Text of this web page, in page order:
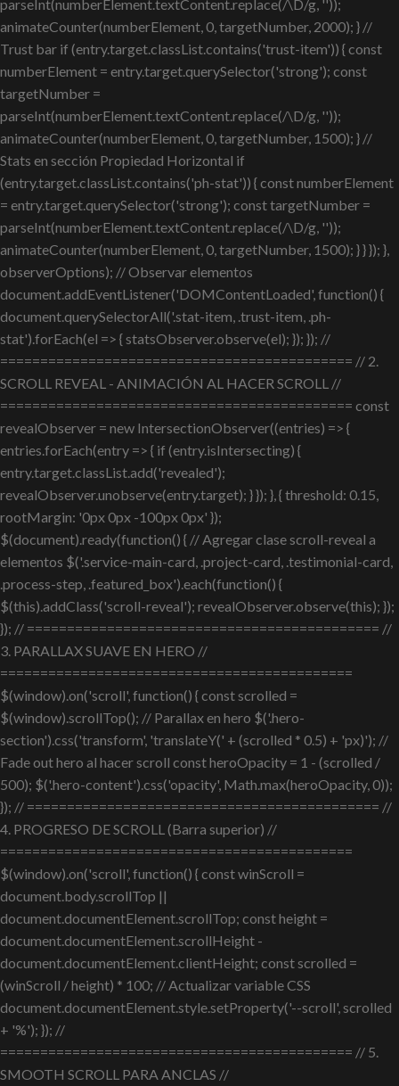
parseInt(numberElement.textContent.replace(/\D/g, ''));
animateCounter(numberElement, 0, targetNumber, 2000); } //
Trust bar if (entry.target.classList.contains('trust-item')) { const
numberElement = entry.target.querySelector('strong'); const
targetNumber =
parseInt(numberElement.textContent.replace(/\D/g, ''));
animateCounter(numberElement, 0, targetNumber, 1500); } //
Stats en sección Propiedad Horizontal if
(entry.target.classList.contains('ph-stat')) { const numberElement
= entry.target.querySelector('strong'); const targetNumber =
parseInt(numberElement.textContent.replace(/\D/g, ''));
animateCounter(numberElement, 0, targetNumber, 1500); } } }); },
observerOptions); // Observar elementos
document.addEventListener('DOMContentLoaded', function() {
document.querySelectorAll('.stat-item, .trust-item, .ph-
stat').forEach(el => { statsObserver.observe(el); }); }); //
============================================ // 2.
SCROLL REVEAL - ANIMACIÓN AL HACER SCROLL //
============================================ const
revealObserver = new IntersectionObserver((entries) => {
entries.forEach(entry => { if (entry.isIntersecting) {
entry.target.classList.add('revealed');
revealObserver.unobserve(entry.target); } }); }, { threshold: 0.15,
rootMargin: '0px 0px -100px 0px' });
$(document).ready(function() { // Agregar clase scroll-reveal a
elementos $('.service-main-card, .project-card, .testimonial-card,
.process-step, .featured_box').each(function() {
$(this).addClass('scroll-reveal'); revealObserver.observe(this); });
}); // ============================================ //
3. PARALLAX SUAVE EN HERO //
============================================
$(window).on('scroll', function() { const scrolled =
$(window).scrollTop(); // Parallax en hero $('.hero-
section').css('transform', 'translateY(' + (scrolled * 0.5) + 'px)'); //
Fade out hero al hacer scroll const heroOpacity = 1 - (scrolled /
500); $('.hero-content').css('opacity', Math.max(heroOpacity, 0));
}); // ============================================ //
4. PROGRESO DE SCROLL (Barra superior) //
============================================
$(window).on('scroll', function() { const winScroll =
document.body.scrollTop ||
document.documentElement.scrollTop; const height =
document.documentElement.scrollHeight -
document.documentElement.clientHeight; const scrolled =
(winScroll / height) * 100; // Actualizar variable CSS
document.documentElement.style.setProperty('--scroll', scrolled
+ '%'); }); //
============================================ // 5.
SMOOTH SCROLL PARA ANCLAS //